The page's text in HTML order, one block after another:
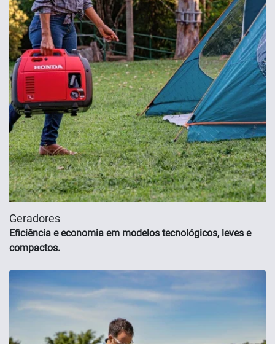
Geradores
Eficiência e economia em modelos tecnológicos, leves e
compactos.